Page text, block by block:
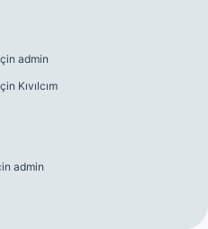
admin
Kıvılcım
admin